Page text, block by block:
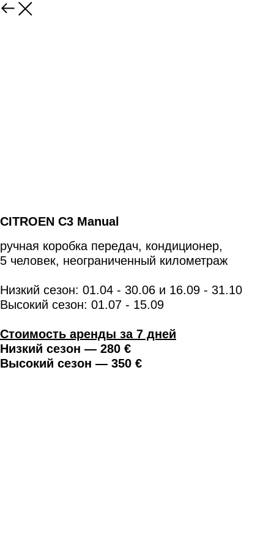
CITROEN C3 Manual
ручная коробка передач, кондиционер,
5 человек, неограниченный километраж
Низкий сезон: 01.04 - 30.06 и 16.09 - 31.10
Высокий сезон: 01.07 - 15.09
Стоимость аренды за 7 дней
Низкий сезон — 280 €
Высокий сезон — 350 €